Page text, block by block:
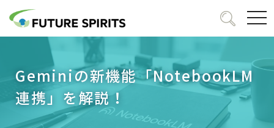
Geminiの新機能「NotebookLM
連携」を解説！